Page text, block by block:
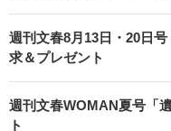
週刊文春8月13日・20日
求＆プレゼント
週刊文春WOMAN夏号「
ト